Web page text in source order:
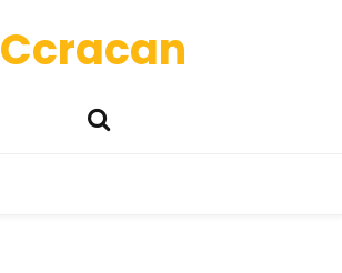
Ccracan